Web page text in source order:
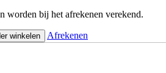
worden bij het afrekenen verekend.
winkelen Afrekenen